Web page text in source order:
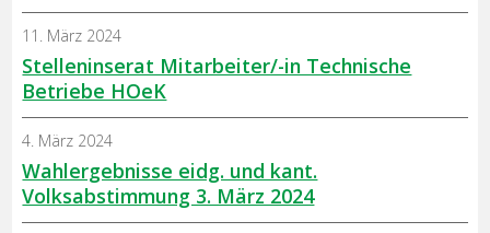
Stelleninserat Mitarbeiter/-in Technische
Betriebe HOeK
11. März 2024
Wahlergebnisse eidg. und kant.
Volksabstimmung 3. März 2024
4. März 2024